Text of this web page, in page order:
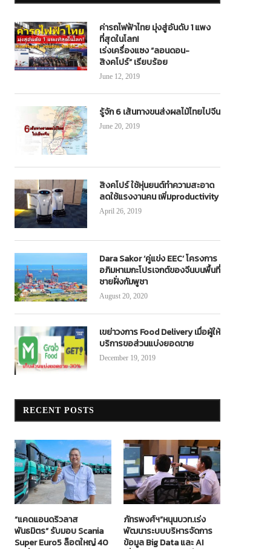
January 31, 2025 November 22, 2024
ค่ารถไฟฟ้าไทย มุ่งสู่อันดับ 1 แพง
ที่สุดในโลก!
เร่งเครื่องแซง “ลอนดอน-
สิงคโปร์” เรียบร้อย
June 12, 2019
รู้จัก 6 เส้นทางขนส่งผลไม้ไทยไปจีน
June 20, 2019
สิงคโปร์ ใช้หุ่นยนต์ทำความสะอาด
ลดใช้แรงงานคน เพิ่มproductivity
April 26, 2019
Dara Sakor ‘คู่แข่ง EEC’ โครงการ
อภิมหาเมกะโปรเจกต์ของจีนบนพื้นที่
ชายฝั่งกัมพูชา
August 20, 2020
เขย่าวงการ Food Delivery เมื่อผู้ให้
บริการขอส่วนแบ่งยอดขาย
December 19, 2019
RECENT POSTS
“แคดแอนดริวลาส
พันธมิตร” รับมอบ Scania
Super Euro5 ล็อตใหญ่ 40
ภัทรพงศ์ฯ”หนุนบวท.เร่ง
พัฒนาระบบบริหารจัดการ
ข้อมูล Big Data และ AI